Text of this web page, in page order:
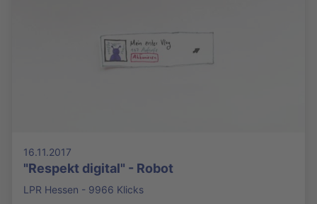
16.11.2017
"Respekt digital" - Robot
LPR Hessen - 9966 Klicks